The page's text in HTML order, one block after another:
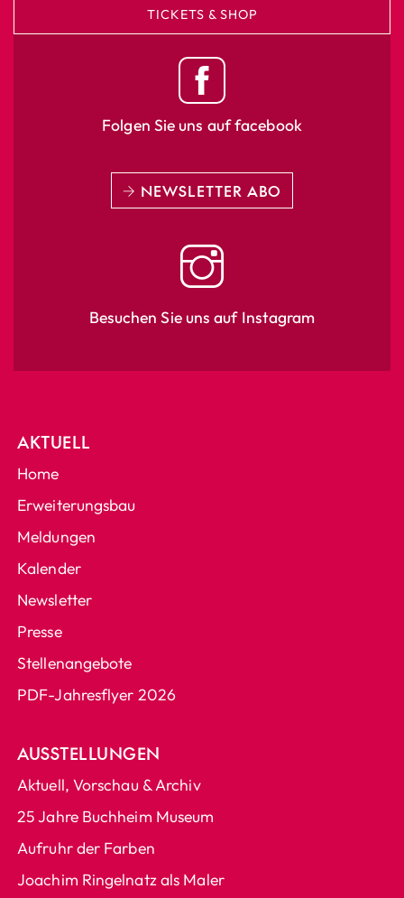
TICKETS & SHOP
Folgen Sie uns auf facebook
NEWSLETTER ABO
Besuchen Sie uns auf Instagram
AKTUELL
Home
Erweiterungsbau
Meldungen
Kalender
Newsletter
Presse
Stellenangebote
PDF-Jahresflyer 2026
AUSSTELLUNGEN
Aktuell, Vorschau & Archiv
25 Jahre Buchheim Museum
Aufruhr der Farben
Joachim Ringelnatz als Maler